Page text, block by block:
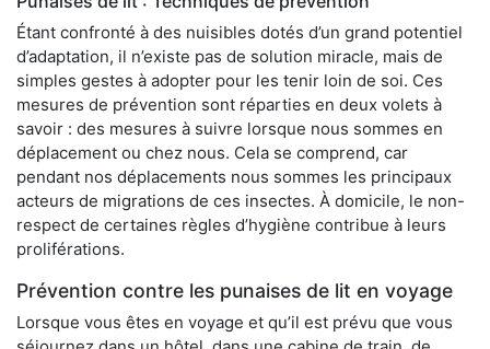
Étant confronté à des nuisibles dotés d’un grand potentiel
d’adaptation, il n’existe pas de solution miracle, mais de
simples gestes à adopter pour les tenir loin de soi. Ces
mesures de prévention sont réparties en deux volets à
savoir : des mesures à suivre lorsque nous sommes en
déplacement ou chez nous. Cela se comprend, car
pendant nos déplacements nous sommes les principaux
acteurs de migrations de ces insectes. À domicile, le non-
respect de certaines règles d’hygiène contribue à leurs
proliférations.
Prévention contre les punaises de lit en voyage
Lorsque vous êtes en voyage et qu’il est prévu que vous